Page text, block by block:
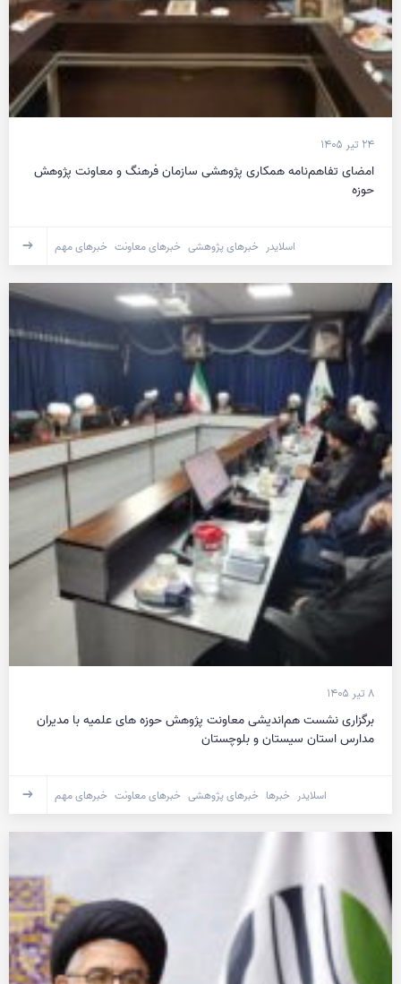
۲۴ تیر ۱۴۰۵
امضای تفاهم‌نامه همکاری پژوهشی سازمان فرهنگ و معاونت پژوهش
حوزه
اسلایدر خبرهای پژوهشی خبرهای معاونت خبرهای مهم
۸ تیر ۱۴۰۵
برگزاری نشست هم‌اندیشی معاونت پژوهش حوزه های علمیه با مدیران
مدارس استان سیستان و بلوچستان
اسلایدر خبرها خبرهای پژوهشی خبرهای معاونت خبرهای مهم